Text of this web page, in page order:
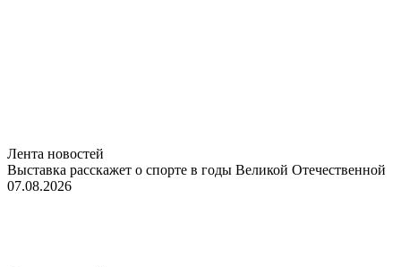
Лента новостей
Выставка расскажет о спорте в годы Великой Отечественной
07.08.2026